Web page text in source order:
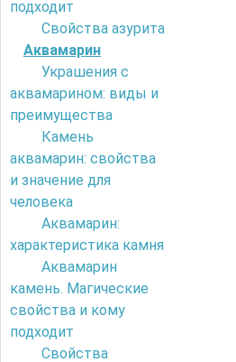
подходит
Свойства азурита
Аквамарин
Украшения с
аквамарином: виды и
преимущества
Камень
аквамарин: свойства
и значение для
человека
Аквамарин:
характеристика камня
Аквамарин
камень. Магические
свойства и кому
подходит
Свойства